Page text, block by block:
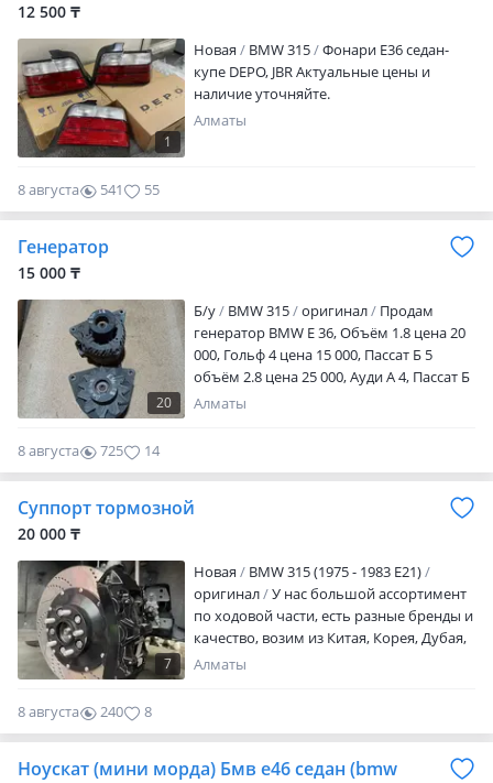
12 500 ₸
1
Новая BMW 315
Фонари Е36 седан-
купе DEPO, JBR Актуальные цены и
наличие уточняйте.
Алматы
8 августа 541 55
Генератор
15 000 ₸
20
Б/y BMW 315 оригинал
Продам
генератор BMW E 36, Объём 1.8 цена 20
000, Гольф 4 цена 15 000, Пассат Б 5
объём 2.8 цена 25 000, Ауди А 4, Пассат Б
5 объём 1.6, 1.8 Валео Bosh цена 20 000,
цена 20 000.
Алматы
8 августа 725 14
Суппорт тормозной
20 000 ₸
7
Новая
BMW 315 (1975 - 1983 E21)
оригинал
У нас большой ассортимент
по ходовой части, есть разные бренды и
качество, возим из Китая, Корея, Дубая,
Малайзия. Есть доставка по всем
цену.
Алматы
8 августа 240 8
Ноускат (мини морда) Бмв е46 седан (bmw